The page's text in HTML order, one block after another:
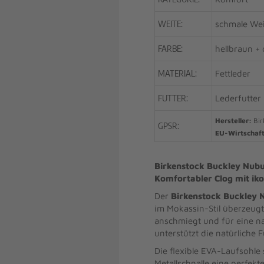
WEITE: schmale
FARBE: hellbraun +
MATERIAL: Fettleder
FUTTER: Lederfutter
GPSR: Hersteller:
EU-
Birkenstock Buckley
Komfortabler Clog mit
Der Birkenstock Buckley
im Mokassin-Stil
anschmiegt und für eine
unterstützt die natürliche
Die flexible EVA-